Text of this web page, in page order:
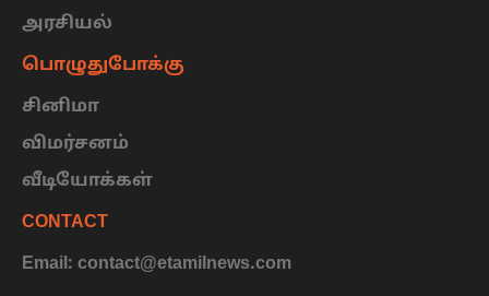
அரசியல்
பொழுதுபோக்கு
சினிமா
விமர்சனம்
வீடியோக்கள்
CONTACT
Email: contact@etamilnews.com